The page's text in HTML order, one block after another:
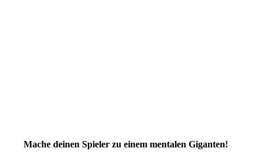
Mache deinen Spieler zu einem mentalen Giganten!